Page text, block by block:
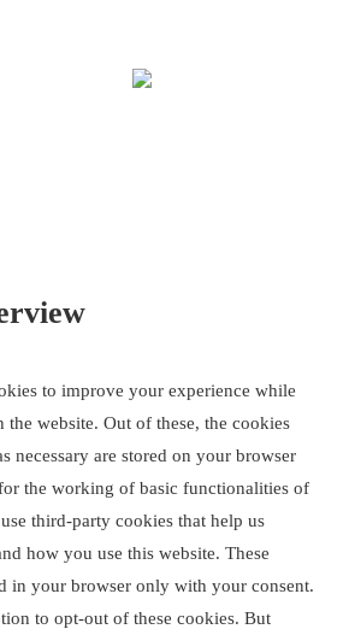
to improve your experience while
the website. Out of these, the cookies
necessary are stored on your browser
the working of basic functionalities of
third-party cookies that help us
how you use this website. These
in your browser only with your consent.
to opt-out of these cookies. But